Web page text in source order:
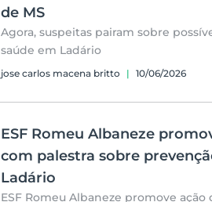
de MS
Agora, suspeitas pairam sobre
saúde em Ladário
jose carlos macena britto | 10/06/2026
ESF Romeu Albaneze
com palestra sobre
Ladário
ESF Romeu Albaneze promove